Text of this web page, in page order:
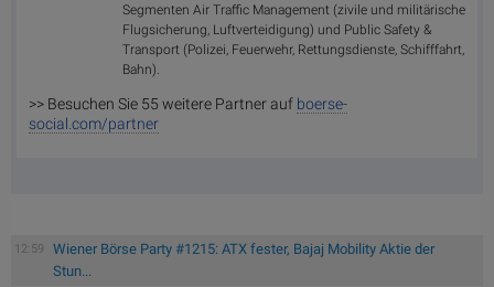
Segmenten Air Traffic Management (zivile und militärische
Flugsicherung, Luftverteidigung) und Public Safety &
Transport (Polizei, Feuerwehr, Rettungsdienste, Schifffahrt,
Bahn).
>> Besuchen Sie 55 weitere Partner auf boerse-
social.com/partner
12:59
Wiener Börse Party #1215: ATX fester, Bajaj Mobility Aktie der
Stun...